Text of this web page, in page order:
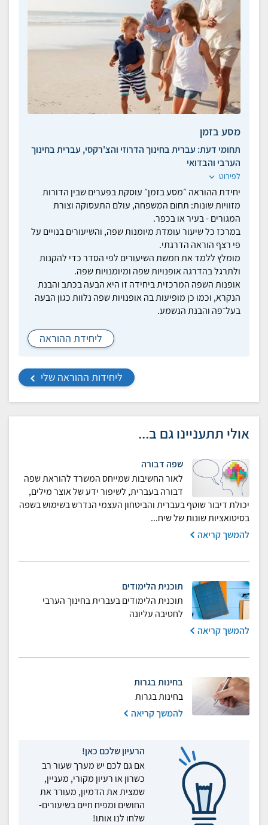
מסע בזמן
תחומי דעת: עברית בחינוך הדרוזי והצ'רקסי, עברית בחינוך
הערבי והבדואי
לפירוט
יחידת ההוראה ״מסע בזמן״ עוסקת בפערים שבין הדורות
מזוויות שונות: תחום המשפחה, עולם התעסוקה וצורת
המגורים - בעיר או בכפר.
במרכז כל שיעור עומדת מיומנות שפה, והשיעורים בנויים על
פי רצף הוראה הדרגתי.
מומלץ ללמד את חמשת השיעורים לפי הסדר כדי להקנות
ולתרגל בהדרגה אופנויות שפה ומיומנויות שפה.
אופנות השפה המרכזית ביחידה זו היא הבעה בכתב והבנת
הנקרא, וכמו כן מופיעות בה אופנויות שפה נלוות כגון הבעה
בעל־פה והבנת הנשמע.
ליחידת ההוראה
ליחידות ההוראה שלי
אולי תתעניינו גם ב...
שפה דבורה
לאור החשיבות שמייחס המשרד להוראת שפה
דבורה בעברית, לשיפור ידע של אוצר מילים,
יכולת דיבור שוטף בעברית והביטחון העצמי הנדרש בשימוש בשפה
בסיטואציות שונות של שיח...
להמשך קריאה
תוכנית הלימודים
תוכנית הלימודים בעברית בחינוך הערבי
לחטיבה עליונה
להמשך קריאה
בחינות בגרות
בחינות בגרות
להמשך קריאה
הרעיון שלכם כאן!
אם גם לכם יש מערך שעור רב
כשרון או רעיון מקורי, מעניין,
שמצית את הדמיון, מעורר את
החושים ומפיח חיים בשיעורים-
שלחו לנו אותו!